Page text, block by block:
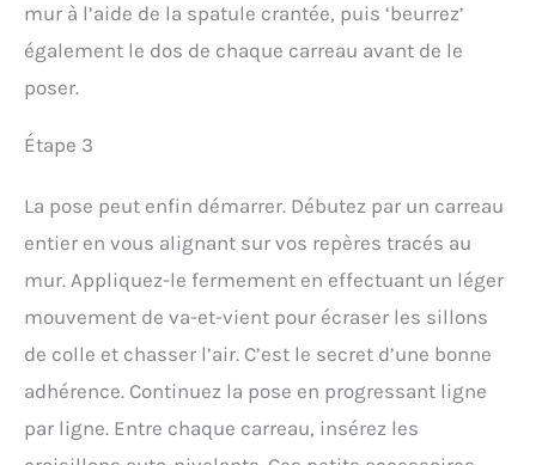
mur à l’aide de la spatule crantée, puis ‘beurrez’
également le dos de chaque carreau avant de le
poser.
Étape 3
La pose peut enfin démarrer. Débutez par un carreau
entier en vous alignant sur vos repères tracés au
mur. Appliquez-le fermement en effectuant un léger
mouvement de va-et-vient pour écraser les sillons
de colle et chasser l’air. C’est le secret d’une bonne
adhérence. Continuez la pose en progressant ligne
par ligne. Entre chaque carreau, insérez les